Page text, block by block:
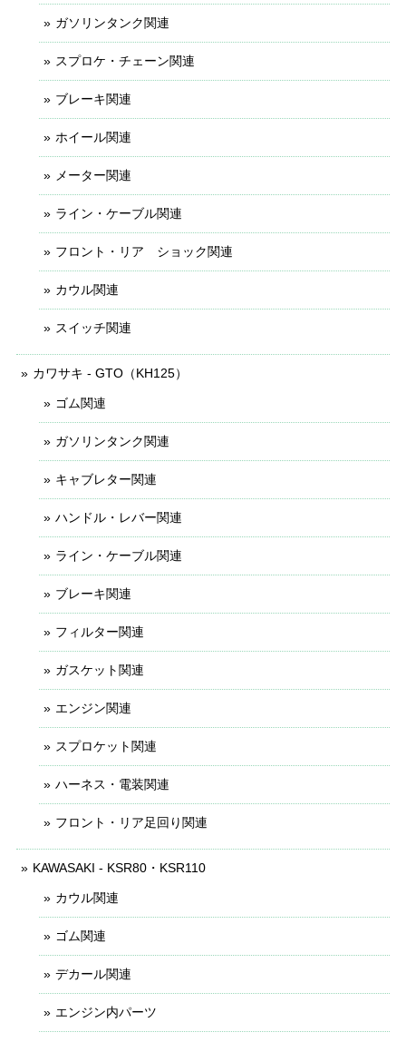
ガソリンタンク関連
スプロケ・チェーン関連
ブレーキ関連
ホイール関連
メーター関連
ライン・ケーブル関連
フロント・リア ショック関連
カウル関連
スイッチ関連
カワサキ - GTO（KH125）
ゴム関連
ガソリンタンク関連
キャブレター関連
ハンドル・レバー関連
ライン・ケーブル関連
ブレーキ関連
フィルター関連
ガスケット関連
エンジン関連
スプロケット関連
ハーネス・電装関連
フロント・リア足回り関連
KAWASAKI - KSR80・KSR110
カウル関連
ゴム関連
デカール関連
エンジン内パーツ